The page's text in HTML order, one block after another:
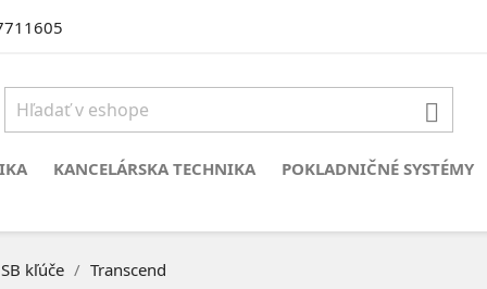

KANCELÁRSKA TECHNIKA POKLADNIČNÉ SYSTÉMY
kľúče Transcend